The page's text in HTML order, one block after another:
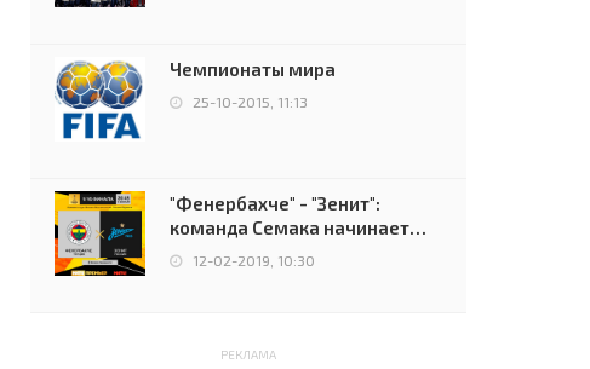
Чемпионаты мира
25-10-2015, 11:13
"Фенербахче" - "Зенит":
команда Семака начинает
путь в плей-офф Лиги
12-02-2019, 10:30
РЕКЛАМА